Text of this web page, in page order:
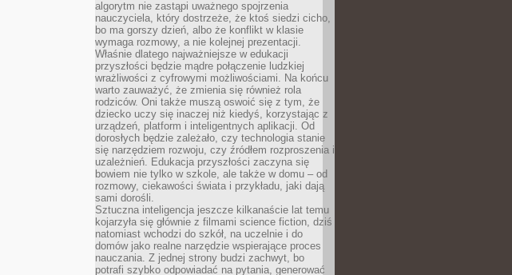
algorytm nie zastąpi uważnego spojrzenia
nauczyciela, który dostrzeże, że ktoś siedzi cicho,
bo ma gorszy dzień, albo że konflikt w klasie
wymaga rozmowy, a nie kolejnej prezentacji.
Właśnie dlatego najważniejsze w edukacji
przyszłości będzie mądre połączenie ludzkiej
wrażliwości z cyfrowymi możliwościami. Na końcu
warto zauważyć, że zmienia się również rola
rodziców. Oni także muszą oswoić się z tym, że
dziecko uczy się inaczej niż kiedyś, korzystając z
urządzeń, platform i inteligentnych aplikacji. Od
dorosłych będzie zależało, czy technologia stanie
się narzędziem rozwoju, czy źródłem rozproszenia i
uzależnień. Edukacja przyszłości zaczyna się
bowiem nie tylko w szkole, ale także w domu – od
rozmowy, ciekawości świata i przykładu, jaki dają
sami dorośli.
Sztuczna inteligencja jeszcze kilkanaście lat temu
kojarzyła się głównie z filmami science fiction, dziś
natomiast wchodzi do szkół, na uczelnie i do
domów jako realne narzędzie wspierające proces
nauczania. Z jednej strony budzi zachwyt, bo
potrafi szybko odpowiadać na pytania, generować